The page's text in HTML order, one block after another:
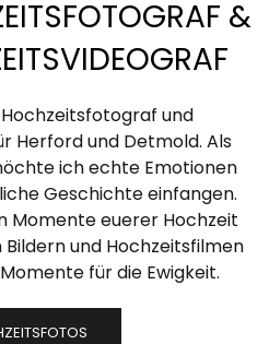
&
und
Herford und Detmold. Als
ich echte Emotionen
Geschichte einfangen.
Momente euerer Hochzeit
und Hochzeitsfilmen
für die Ewigkeit.